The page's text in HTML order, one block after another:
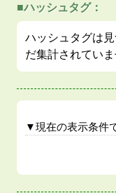
■ハッシュタグ：
ハッシュタグは
だ集計されてい
▼現在の表示条件